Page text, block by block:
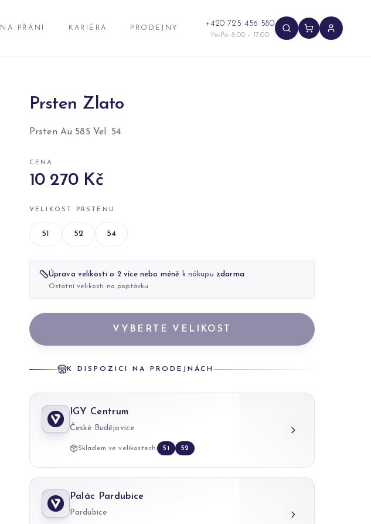
NA PŘÁNÍ KARIÉRA PRODEJNY +420 725 456 580
Po-Pá: 8:00 - 17:00
Prsten Zlato
Prsten Au 585 Vel. 54
CENA
10 270 Kč
VELIKOST PRSTENU
51 52 54
Úprava velikosti o 2 více nebo méně k nákupu zdarma
Ostatní velikosti na poptávku
VYBERTE VELIKOST
K DISPOZICI NA PRODEJNÁCH
IGY Centrum
České Budějovice
Skladem ve velikostech: 51 52
Palác Pardubice
Pardubice